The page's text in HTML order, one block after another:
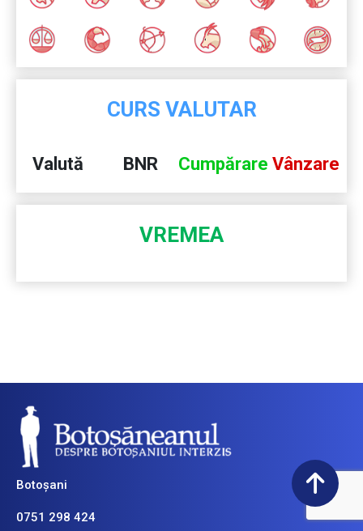
CURS VALUTAR
Valută BNR Cumpărare Vânzare
VREMEA
Botoșani
0751 298 424